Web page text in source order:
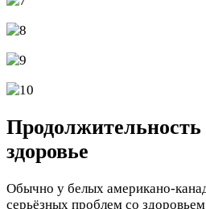
здоровье
Обычно у белых американо-
серьёзных проблем со